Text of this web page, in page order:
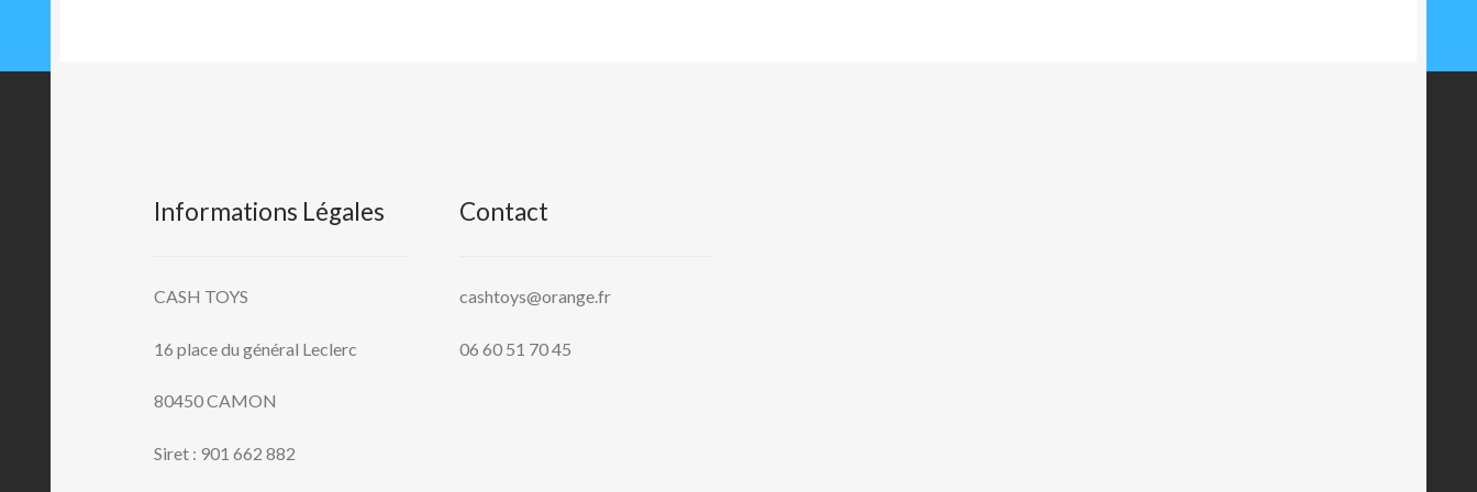
Informations Légales
CASH TOYS
16 place du général Leclerc
80450 CAMON
Siret : 901 662 882
Contact
cashtoys@orange.fr
06 60 51 70 45